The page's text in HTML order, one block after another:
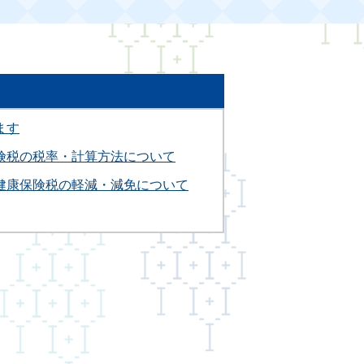
す
税の税率・計算方法について
康保険税の軽減・減免について